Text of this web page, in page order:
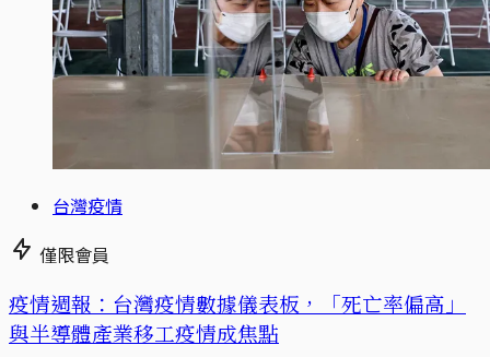
台灣疫情
僅限會員
疫情週報：台灣疫情數據儀表板，「死亡率偏高」
與半導體產業移工疫情成焦點